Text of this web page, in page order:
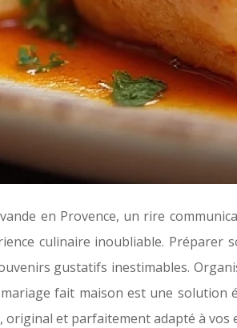
en Provence, un rire
culinaire inoubliable.
gustatifs inestimables.
fait maison est une solution
et parfaitement adapté à vos